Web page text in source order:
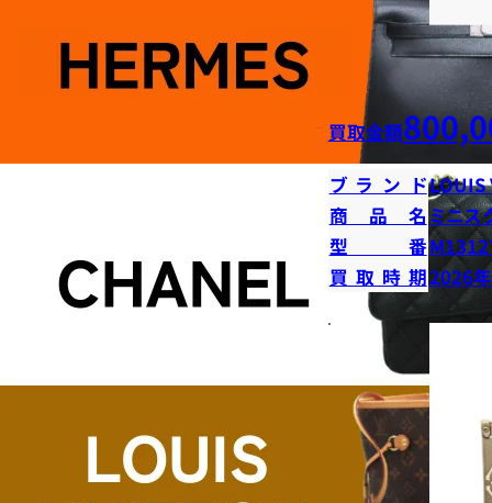
買取金額
ブランドLOUIS
商品名ミニス
型番
買取時期2026